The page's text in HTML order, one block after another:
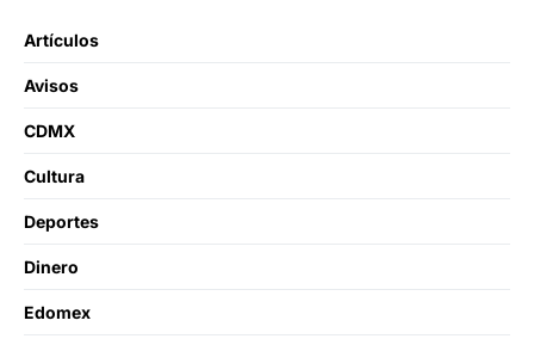
Artículos
Avisos
CDMX
Cultura
Deportes
Dinero
Edomex